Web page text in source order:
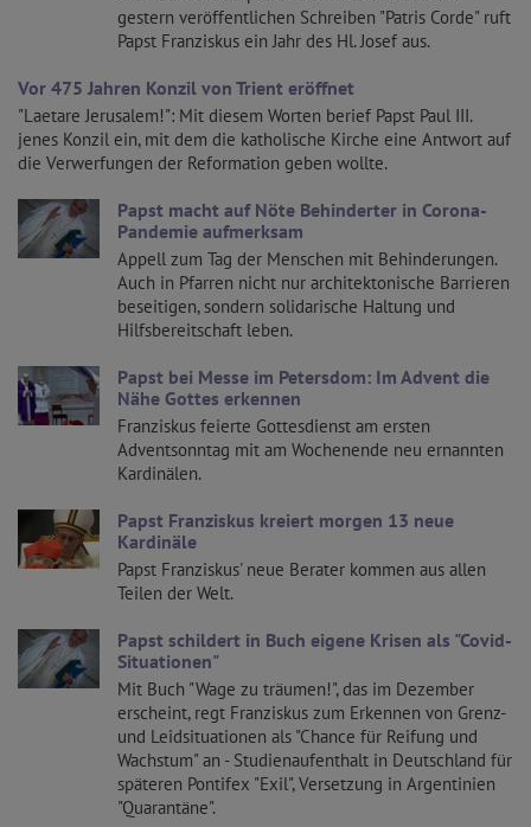
gestern veröffentlichen Schreiben "Patris Corde" ruft
Papst Franziskus ein Jahr des Hl. Josef aus.
Vor 475 Jahren Konzil von Trient eröffnet
"Laetare Jerusalem!": Mit diesem Worten berief Papst Paul III.
jenes Konzil ein, mit dem die katholische Kirche eine Antwort auf
die Verwerfungen der Reformation geben wollte.
Papst macht auf Nöte Behinderter in Corona-
Pandemie aufmerksam
Appell zum Tag der Menschen mit Behinderungen.
Auch in Pfarren nicht nur architektonische Barrieren
beseitigen, sondern solidarische Haltung und
Hilfsbereitschaft leben.
Papst bei Messe im Petersdom: Im Advent die
Nähe Gottes erkennen
Franziskus feierte Gottesdienst am ersten
Adventsonntag mit am Wochenende neu ernannten
Kardinälen.
Papst Franziskus kreiert morgen 13 neue
Kardinäle
Papst Franziskus' neue Berater kommen aus allen
Teilen der Welt.
Papst schildert in Buch eigene Krisen als "Covid-
Situationen"
Mit Buch "Wage zu träumen!", das im Dezember
erscheint, regt Franziskus zum Erkennen von Grenz-
und Leidsituationen als "Chance für Reifung und
Wachstum" an - Studienaufenthalt in Deutschland für
späteren Pontifex "Exil", Versetzung in Argentinien
"Quarantäne".